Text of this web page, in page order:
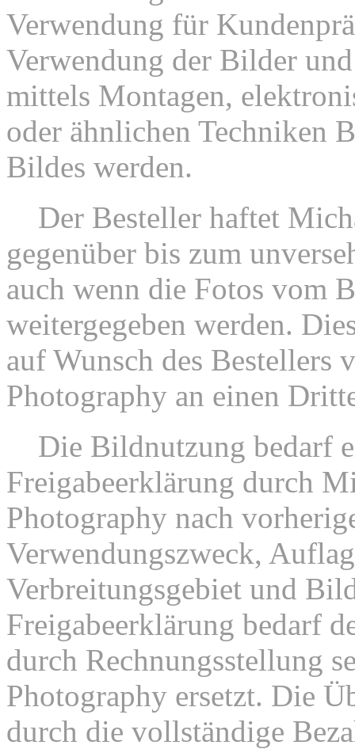
Verwendung für
Verwendung der Bilder
mittels Montagen,
oder ähnlichen Techniken
Bildes werden.
Der Besteller haftet
gegenüber bis zum
auch wenn die Fotos vom
weitergegeben werden.
auf Wunsch des
Photography an einen
Die Bildnutzung bedarf
Freigabeerklärung durch
Photography nach
Verwendungszweck,
Verbreitungsgebiet und
Freigabeerklärung bedarf
durch Rechnungsstellung
Photography ersetzt. Die
durch die vollständige